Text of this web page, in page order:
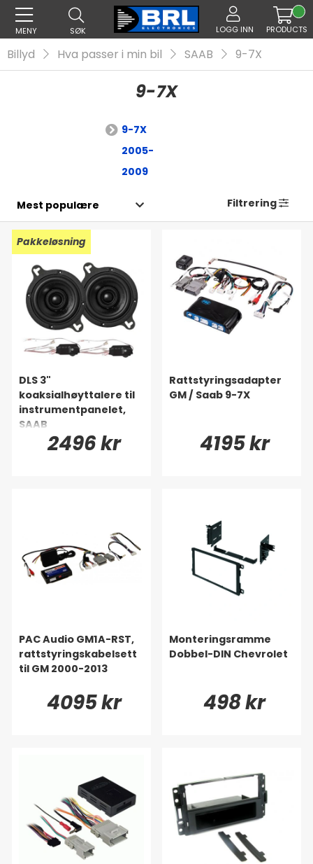
MENY SØK LOGG INN PRODUCTS
Billyd Hva passer i min bil SAAB 9-7X
9-7X
9-7X
2005-
2009
Filtrering
Pakkeløsning
DLS 3"
koaksialhøyttalere til
instrumentpanelet,
SAAB
2496 kr
Rattstyringsadapter
GM / Saab 9-7X
4195 kr
PAC Audio GM1A-RST,
rattstyringskabelsett
til GM 2000-2013
4095 kr
Monteringsramme
Dobbel-DIN Chevrolet
498 kr